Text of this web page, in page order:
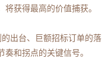
获得最高的价值捕获。
出台、巨额招标订单的落
和拐点的关键信号。